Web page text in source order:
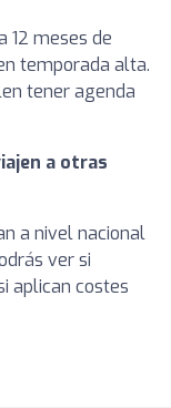
12 meses de
temporada alta.
tener agenda
a otras
a nivel nacional
ver si
aplican costes